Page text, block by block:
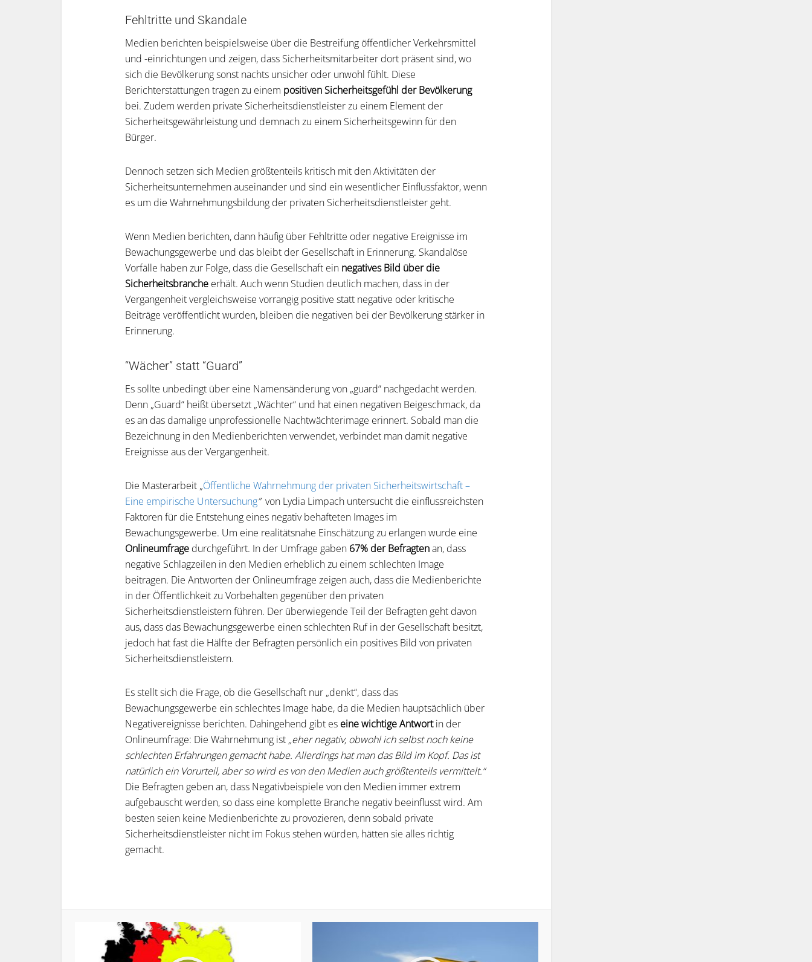
Fehltritte und Skandale
Medien berichten beispielsweise über die Bestreifung öffentlicher Verkehrsmittel
und -einrichtungen und zeigen, dass Sicherheitsmitarbeiter dort präsent sind, wo
sich die Bevölkerung sonst nachts unsicher oder unwohl fühlt. Diese
Berichterstattungen tragen zu einem positiven Sicherheitsgefühl der Bevölkerung
bei. Zudem werden private Sicherheitsdienstleister zu einem Element der
Sicherheitsgewährleistung und demnach zu einem Sicherheitsgewinn für den
Bürger.
Dennoch setzen sich Medien größtenteils kritisch mit den Aktivitäten der
Sicherheitsunternehmen auseinander und sind ein wesentlicher Einflussfaktor, wenn
es um die Wahrnehmungsbildung der privaten Sicherheitsdienstleister geht.
Wenn Medien berichten, dann häufig über Fehltritte oder negative Ereignisse im
Bewachungsgewerbe und das bleibt der Gesellschaft in Erinnerung. Skandalöse
Vorfälle haben zur Folge, dass die Gesellschaft ein negatives Bild über die
Sicherheitsbranche erhält. Auch wenn Studien deutlich machen, dass in der
Vergangenheit vergleichsweise vorrangig positive statt negative oder kritische
Beiträge veröffentlicht wurden, bleiben die negativen bei der Bevölkerung stärker in
Erinnerung.
“Wächer” statt “Guard”
Es sollte unbedingt über eine Namensänderung von „guard“ nachgedacht werden.
Denn „Guard“ heißt übersetzt „Wächter“ und hat einen negativen Beigeschmack, da
es an das damalige unprofessionelle Nachtwächterimage erinnert. Sobald man die
Bezeichnung in den Medienberichten verwendet, verbindet man damit negative
Ereignisse aus der Vergangenheit.
Die Masterarbeit „Öffentliche Wahrnehmung der privaten Sicherheitswirtschaft –
Eine empirische Untersuchung” von Lydia Limpach untersucht die einflussreichsten
Faktoren für die Entstehung eines negativ behafteten Images im
Bewachungsgewerbe. Um eine realitätsnahe Einschätzung zu erlangen wurde eine
Onlineumfrage durchgeführt. In der Umfrage gaben 67% der Befragtenan, dass
negative Schlagzeilen in den Medien erheblich zu einem schlechten Image
beitragen. Die Antworten der Onlineumfrage zeigen auch, dass die Medienberichte
in der Öffentlichkeit zu Vorbehalten gegenüber den privaten
Sicherheitsdienstleistern führen. Der überwiegende Teil der Befragten geht davon
aus, dass das Bewachungsgewerbe einen schlechten Ruf in der Gesellschaft besitzt,
jedoch hat fast die Hälfte der Befragten persönlich ein positives Bild von privaten
Sicherheitsdienstleistern.
Es stellt sich die Frage, ob die Gesellschaft nur „denkt“, dass das
Bewachungsgewerbe ein schlechtes Image habe, da die Medien hauptsächlich über
Negativereignisse berichten. Dahingehend gibt es eine wichtige Antwortin der
Onlineumfrage: Die Wahrnehmung ist „eher negativ, obwohl ich selbst noch keine
schlechten Erfahrungen gemacht habe. Allerdings hat man das Bild im Kopf. Das ist
natürlich ein Vorurteil, aber so wird es von den Medien auch größtenteils vermittelt.“
Die Befragten geben an, dass Negativbeispiele von den Medien immer extrem
aufgebauscht werden, so dass eine komplette Branche negativ beeinflusst wird. Am
besten seien keine Medienberichte zu provozieren, denn sobald private
Sicherheitsdienstleister nicht im Fokus stehen würden, hätten sie alles richtig
gemacht.